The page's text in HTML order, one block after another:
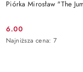
Piórka Mirosław "The
Cena
promocyjna:
6.00
Najniższa
Najniższa cena: 7